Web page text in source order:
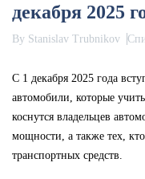
декабря 2025
By Stanislav Trubnikov
С 1 декабря 2025 года
автомобили, которые
коснутся владельцев
мощности, а также тех,
транспортных средств.